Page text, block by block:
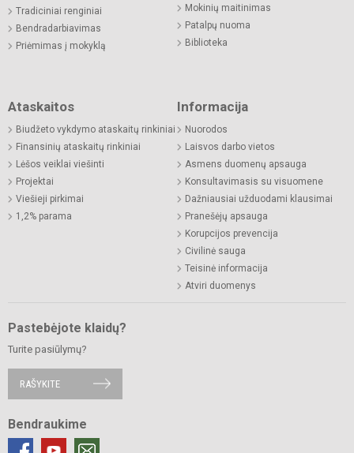
Tradiciniai renginiai
Bendradarbiavimas
Priėmimas į mokyklą
Mokinių maitinimas
Patalpų nuoma
Biblioteka
Ataskaitos
Biudžeto vykdymo ataskaitų rinkiniai
Finansinių ataskaitų rinkiniai
Lėšos veiklai viešinti
Projektai
Viešieji pirkimai
1,2% parama
Informacija
Nuorodos
Laisvos darbo vietos
Asmens duomenų apsauga
Konsultavimasis su visuomene
Dažniausiai užduodami klausimai
Pranešėjų apsauga
Korupcijos prevencija
Civilinė sauga
Teisinė informacija
Atviri duomenys
Pastebėjote klaidų?
Turite pasiūlymų?
RAŠYKITE
Bendraukime